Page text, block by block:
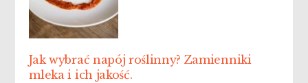
Jak wybrać napój roślinny? Zamienniki
mleka i ich jakość.